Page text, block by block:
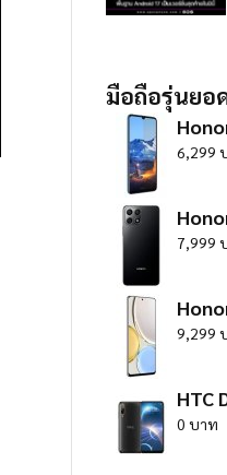
มือถือรุ่นยอ
6,299
7,999
9,299
HTC
0 บาท